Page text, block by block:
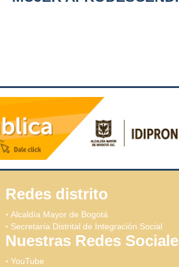
Redes distrito
Alcaldía Mayor de Bogotá
Secretaría Distrital de Integración Social
Nuestras Redes
YouTube